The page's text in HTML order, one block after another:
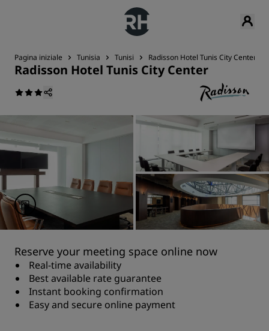
Pagina iniziale Tunisia Tunisi Radisson Hotel Tunis City Center
Radisson Hotel Tunis City Center
Reserve your meeting space online now
Real-time availability
Best available rate guarantee
Instant booking confirmation
Easy and secure online payment